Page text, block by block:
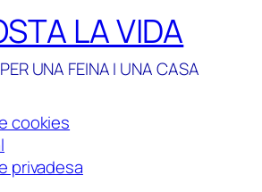
LA VIDA
UNA FEINA I UNA CASA
cookies
privadesa